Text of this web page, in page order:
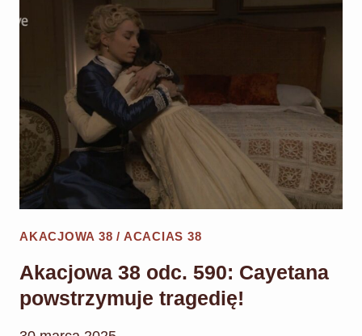
591:
SIĘ
O
ŚMIERĆ
LEONOR!
AKACJOWA 38 / ACACIAS 38
Akacjowa 38 odc. 590: Cayetana
powstrzymuje tragedię!